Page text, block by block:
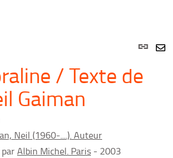
Lien
/ Texte de
Gaiman
Neil (1960-....). Auteur
Albin Michel. Paris - 2003